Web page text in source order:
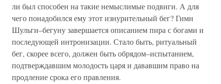
ли был способен на такие немыслимые подвиги. А для
чего понадобился ему этот изнурительный бег? Гимн
Шульги–бегуну завершается описанием пира с богами и
последующей интронизации. Стало быть, ритуальный
бег, скорее всего, должен быть обрядом–испытанием,
подтверждавшим молодость царя и дававшим право на
продление срока его правления.